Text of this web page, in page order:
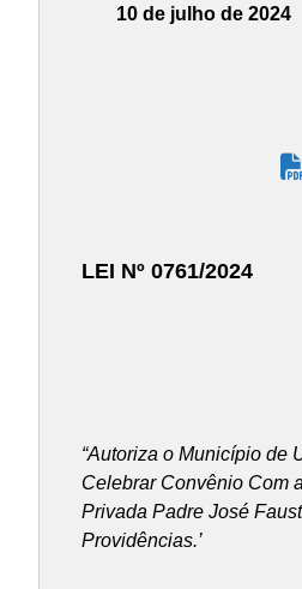
10 de julho de 2024
LEI Nº 0761/2024
“Autoriza o Município de
Celebrar Convênio Com
Privada Padre José
Providências.’